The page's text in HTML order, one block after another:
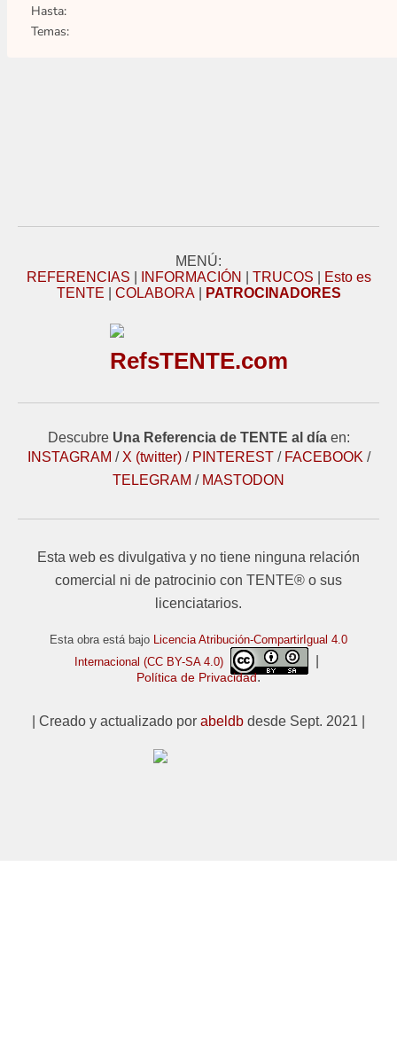
Hasta:
Temas:
MENÚ:
REFERENCIAS
INFORMACIÓN TRUCOS
Esto es
TENTE
COLABORA| PATROCINADORES
RefsTENTE.com
Descubre Una Referencia de TENTE al díaen:
INSTAGRAM / X (twitter)/ PINTEREST/ FACEBOOK /
TELEGRAM / MASTODON
Esta web es divulgativa y no tiene ninguna relación
comercial ni de patrocinio con TENTE® o sus
licenciatarios.
Esta obra está bajo Licencia Atribución-CompartirIgual 4.0
Internacional (CC BY-SA 4.0)
Política de Privacidad.
| Creado y actualizado por abeldb desde Sept. 2021 |